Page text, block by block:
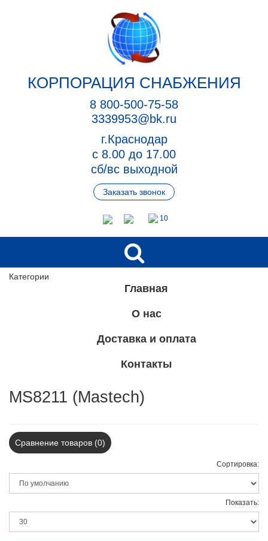
КОРПОРАЦИЯ СНАБЖЕНИЯ
8 800-500-75-58
3339953@bk.ru
г.Краснодар
с 8.00 до 17.00
сб/вс выходной
Заказать звонок
10
Категории
Главная
О нас
Доставка и оплата
Контакты
MS8211 (Mastech)
Сравнение товаров (0)
Сортировка:
Показать: